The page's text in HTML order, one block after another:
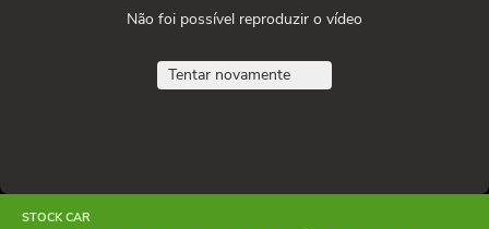
Não foi possível reproduzir o vídeo
Tentar novamente
STOCK CAR